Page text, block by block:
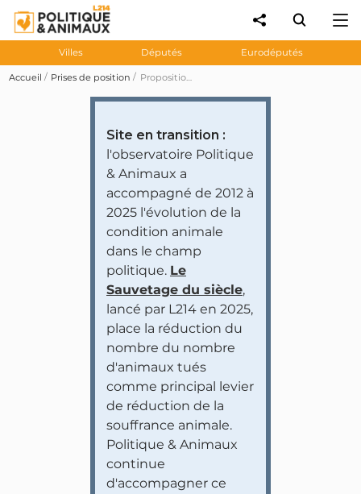
Villes Députés Eurodéputés
Accueil Prises de position Proposition de loi 1192 visant à interdire les peaux de chiens et de chats
Site en transition :
l'observatoire Politique
& Animaux a
accompagné de 2012 à
2025 l'évolution de la
condition animale
dans le champ
politique. Le
Sauvetage du siècle,
lancé par L214 en 2025,
place la réduction du
nombre du nombre
d'animaux tués
comme principal levier
de réduction de la
souffrance animale.
Politique & Animaux
continue
d'accompagner ce